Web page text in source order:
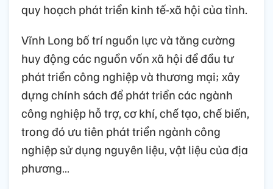
quy hoạch phát triển kinh tế-xã hội của tỉnh.
Vĩnh Long bố trí nguồn lực và tăng cường
huy động các nguồn vốn xã hội để đầu tư
phát triển công nghiệp và thương mại; xây
dựng chính sách để phát triển các ngành
công nghiệp hỗ trợ, cơ khí, chế tạo, chế biến,
trong đó ưu tiên phát triển ngành công
nghiệp sử dụng nguyên liệu, vật liệu của địa
phương…